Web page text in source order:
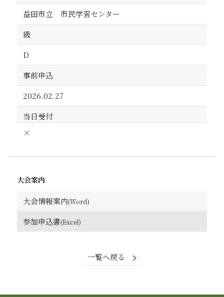
益田市立 市民学習センター
級
D
事前申込
2026.02.27
当日受付
×
大会案内
大会情報案内
参加申込書
一覧へ戻る